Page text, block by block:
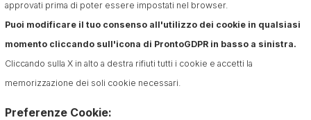
approvati prima di poter essere impostati nel browser.
Puoi modificare il tuo consenso all'utilizzo dei cookie in qualsiasi
momento cliccando sull'icona di ProntoGDPR in basso a sinistra.
Cliccando sulla X in alto a destra rifiuti tutti i cookie e accetti la
memorizzazione dei soli cookie necessari.
Preferenze Cookie: